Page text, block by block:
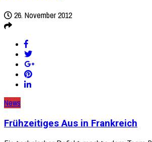
26. November 2012
News
Frühzeitiges Aus in Frankreich